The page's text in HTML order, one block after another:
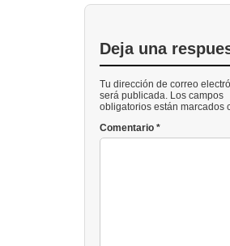
Deja una
Tu dirección de correo
será publicada. Los campos
obligatorios están marcados
Comentario *